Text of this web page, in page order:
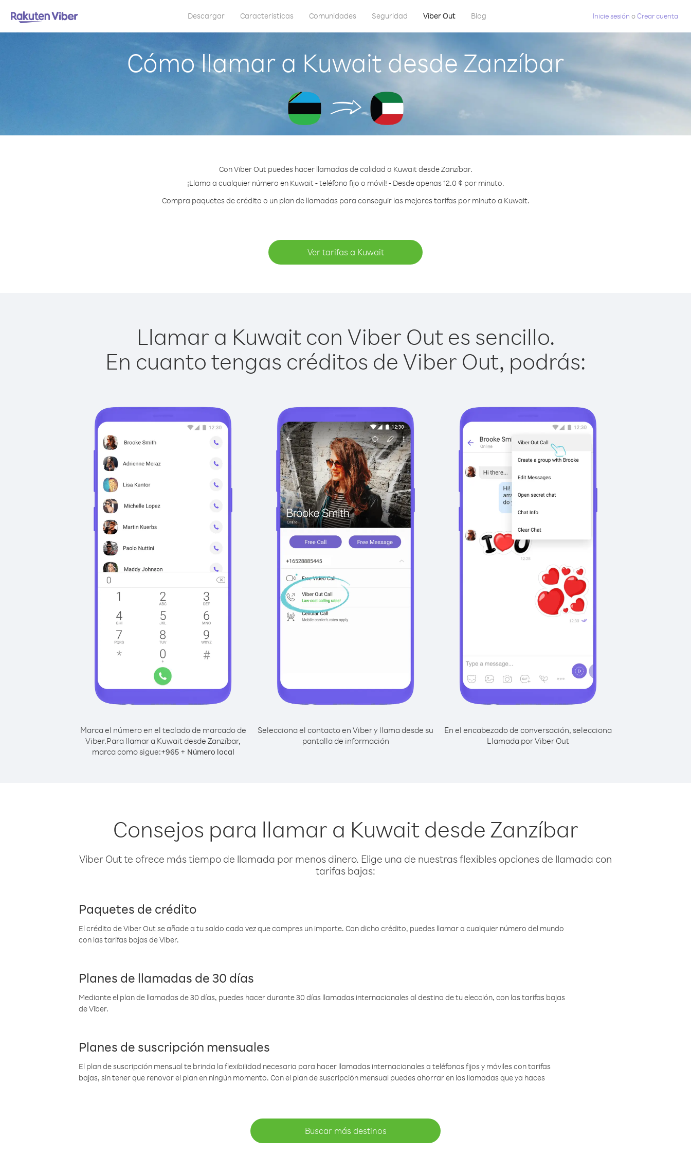
Descargar Características Comunidades Seguridad Viber Out Blog Inicie sesión oCrear cuenta
Cómo llamar a Kuwait desde Zanzíbar
Con Viber Out puedes hacer llamadas de calidad a Kuwait desde Zanzíbar.
¡Llama a cualquier número en Kuwait - teléfono fijo o móvil! - Desde apenas 12.0 ¢ por minuto.
Compra paquetes de crédito o un plan de llamadas para conseguir las mejores tarifas por minuto a Kuwait.
Ver tarifas a Kuwait
Llamar a Kuwait con Viber Out es sencillo.
En cuanto tengas créditos de Viber Out, podrás:
Marca el número en el teclado de marcado de
Viber.Para llamar a Kuwait desde Zanzíbar,
marca como sigue:+965+ Número local
Selecciona el contacto en Viber y llama desde su
pantalla de información
En el encabezado de conversación, selecciona
Llamada por Viber Out
Consejos para llamar a Kuwait desde Zanzíbar
Viber Out te ofrece más tiempo de llamada por menos dinero. Elige una de nuestras flexibles opciones de llamada con
tarifas bajas:
Paquetes de crédito
El crédito de Viber Out se añade a tu saldo cada vez que compres un importe. Con dicho crédito, puedes llamar a cualquier número del mundo
con las tarifas bajas de Viber.
Planes de llamadas de 30 días
Mediante el plan de llamadas de 30 días, puedes hacer durante 30 días llamadas internacionales al destino de tu elección, con las tarifas bajas
de Viber.
Planes de suscripción mensuales
El plan de suscripción mensual te brinda la flexibilidad necesaria para hacer llamadas internacionales a teléfonos fijos y móviles con tarifas
bajas, sin tener que renovar el plan en ningún momento. Con el plan de suscripción mensual puedes ahorrar en las llamadas que ya haces
Buscar más destinos